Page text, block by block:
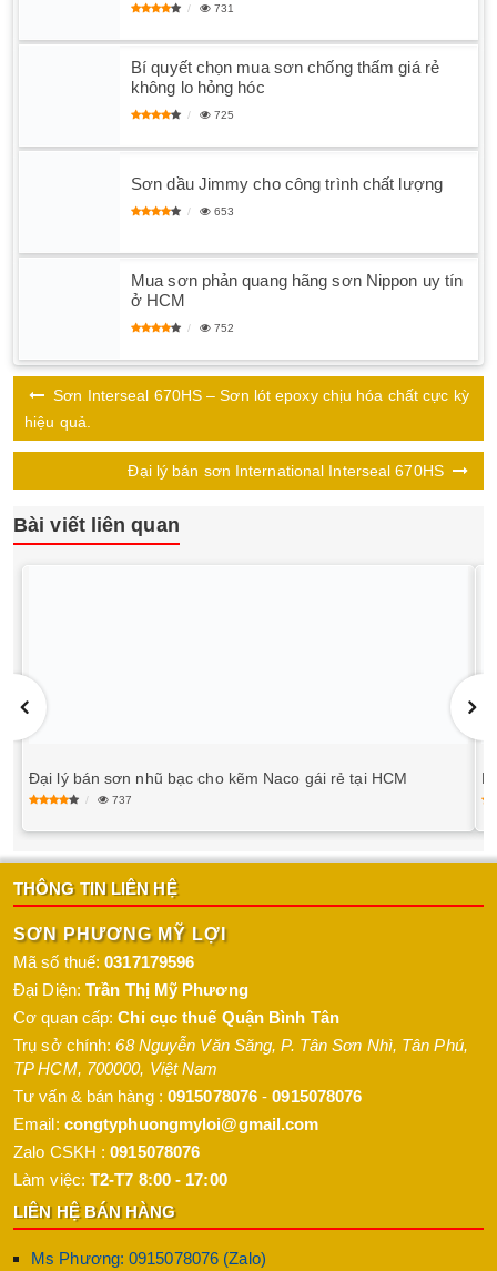
731
Bí quyết chọn mua sơn chống thấm giá rẻ
không lo hỏng hóc
725
Sơn dầu Jimmy cho công trình chất lượng
653
Mua sơn phản quang hãng sơn Nippon uy tín
ở HCM
752
Sơn Interseal 670HS – Sơn lót epoxy chịu hóa chất cực kỳ
hiệu quả.
Đại lý bán sơn International Interseal 670HS
Bài viết liên quan
Đại lý bán sơn nhũ bạc cho kẽm Naco gái rẻ tại HCM
737
THÔNG TIN LIÊN HỆ
SƠN PHƯƠNG MỸ LỢI
Mã số thuế:0317179596
Đại Diện: Trần Thị Mỹ Phương
Cơ quan cấp:Chi cục thuế Quận Bình Tân
Trụ sở chính:68 Nguyễn Văn Săng, P. Tân Sơn Nhì, Tân Phú,
TP HCM, 700000, Việt Nam
Tư vấn & bán hàng : 0915078076 -0915078076
Email: congtyphuongmyloi@gmail.com
Zalo CSKH :0915078076
Làm việc: T2-T7 8:00 - 17:00
LIÊN HỆ BÁN HÀNG
Ms Phương: 0915078076 (Zalo)